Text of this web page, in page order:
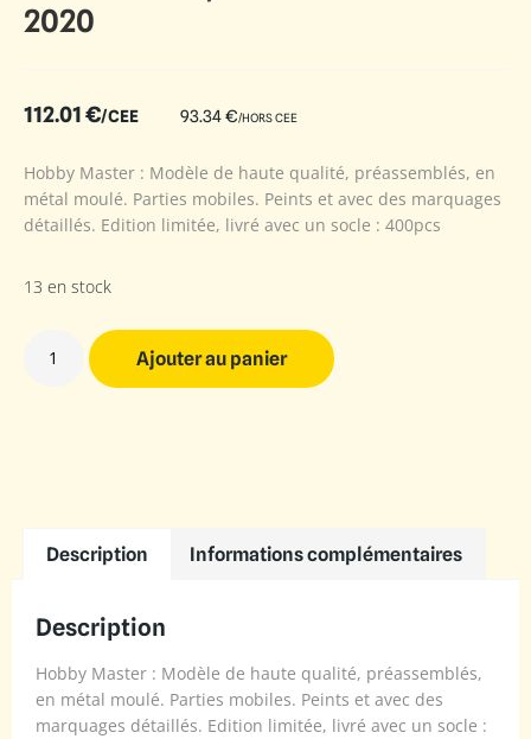
2020
112.01€/CEE 93.34€/HORS CEE
Hobby Master : Modèle de haute qualité, préassemblés, en
métal moulé. Parties mobiles. Peints et avec des marquages
détaillés. Edition limitée, livré avec un socle : 400pcs
13 en stock
Ajouter au panier
Description Informations complémentaires
Description
Hobby Master : Modèle de haute qualité, préassemblés,
en métal moulé. Parties mobiles. Peints et avec des
marquages détaillés. Edition limitée, livré avec un socle :